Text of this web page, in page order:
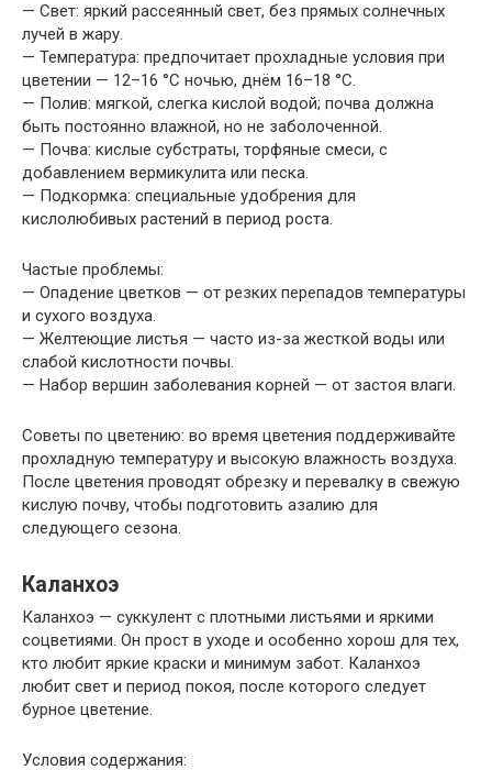
— Свет: яркий рассеянный свет, без прямых солнечных
лучей в жару.
— Температура: предпочитает прохладные условия при
цветении — 12–16 °C ночью, днём 16–18 °C.
— Полив: мягкой, слегка кислой водой; почва должна
быть постоянно влажной, но не заболоченной.
— Почва: кислые субстраты, торфяные смеси, с
добавлением вермикулита или песка.
— Подкормка: специальные удобрения для
кислолюбивых растений в период роста.
Частые проблемы:
— Опадение цветков — от резких перепадов температуры
и сухого воздуха.
— Желтеющие листья — часто из-за жесткой воды или
слабой кислотности почвы.
— Набор вершин заболевания корней — от застоя влаги.
Советы по цветению: во время цветения поддерживайте
прохладную температуру и высокую влажность воздуха.
После цветения проводят обрезку и перевалку в свежую
кислую почву, чтобы подготовить азалию для
следующего сезона.
Каланхоэ
Каланхоэ — суккулент с плотными листьями и яркими
соцветиями. Он прост в уходе и особенно хорош для тех,
кто любит яркие краски и минимум забот. Каланхоэ
любит свет и период покоя, после которого следует
бурное цветение.
Условия содержания: